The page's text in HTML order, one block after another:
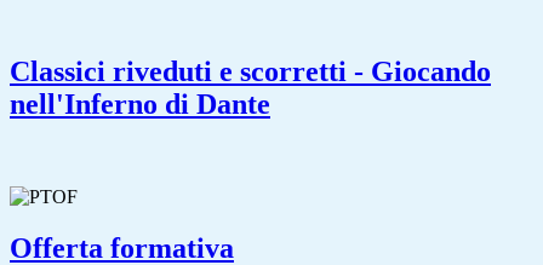
Classici riveduti e scorretti - Giocando
nell'Inferno di Dante
Offerta formativa